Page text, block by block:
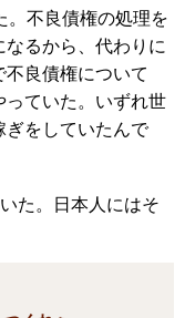
。不良債権の処理を
るから、代わりに
良債権について
っていた。いずれ世
ぎをしていたんで
た。日本人にはそ